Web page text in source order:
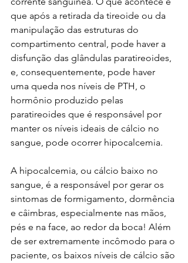
que após a retirada da tireoide ou da
manipulação das estruturas do
compartimento central, pode haver a
disfunção das glândulas paratireoides,
e, consequentemente, pode haver
uma queda nos níveis de PTH, o
hormônio produzido pelas
paratireoides que é responsável por
manter os níveis ideais de cálcio no
sangue, pode ocorrer hipocalcemia.
A hipocalcemia, ou cálcio baixo no
sangue, é a responsável por gerar os
sintomas de formigamento, dormência
e câimbras, especialmente nas mãos,
pés e na face, ao redor da boca! Além
de ser extremamente incômodo para o
paciente, os baixos níveis de cálcio são